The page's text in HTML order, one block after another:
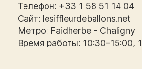
Телефон: +33 1 58 51 14 04
Сайт: lesiffleurdeballons.net
Метро: Faidherbe - Chaligny
Время работы: 10:30–15:00,